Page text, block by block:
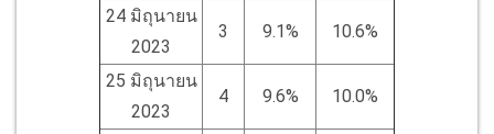
24 มิถุนายน
2023
3 9.1% 10.6%
25 มิถุนายน
2023
4 9.6% 10.0%